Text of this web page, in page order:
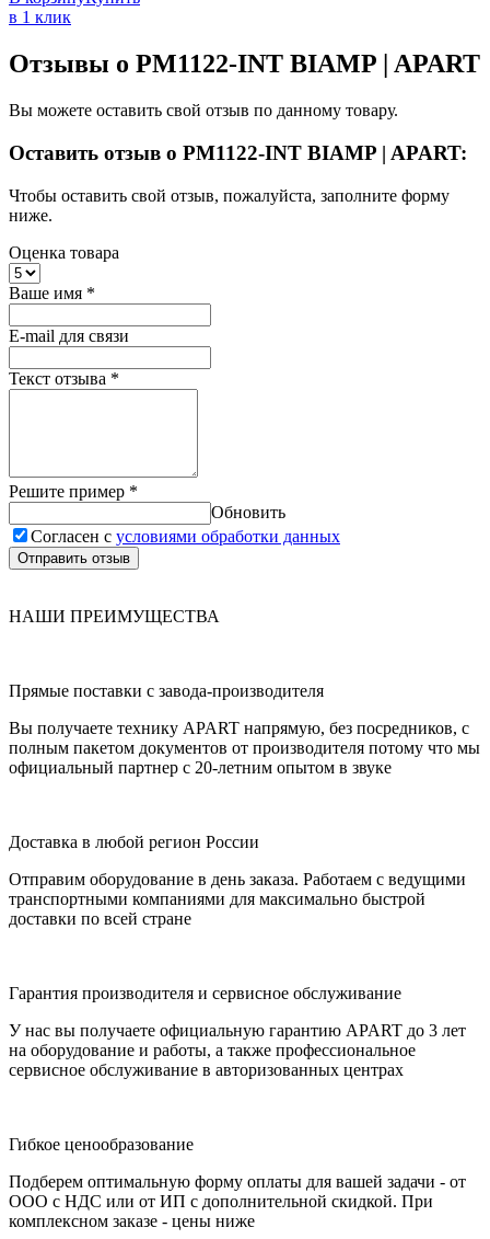
в 1 клик
Отзывы о PM1122-INT BIAMP | APART
Вы можете оставить свой отзыв по данному товару.
Оставить отзыв о PM1122-INT BIAMP | APART:
Чтобы оставить свой отзыв, пожалуйста, заполните форму
ниже.
Оценка товара
Ваше имя *
E-mail для связи
Текст отзыва *
Решите пример *
Обновить
Согласен с условиями обработки данных
Отправить отзыв
НАШИ ПРЕИМУЩЕСТВА
Прямые поставки с завода-производителя
Вы получаете технику APART напрямую, без посредников, с
полным пакетом документов от производителя потому что мы
официальный партнер с 20-летним опытом в звуке
Доставка в любой регион России
Отправим оборудование в день заказа. Работаем с ведущими
транспортными компаниями для максимально быстрой
доставки по всей стране
Гарантия производителя и сервисное обслуживание
У нас вы получаете официальную гарантию APART до 3 лет
на оборудование и работы, а также профессиональное
сервисное обслуживание в авторизованных центрах
Гибкое ценообразование
Подберем оптимальную форму оплаты для вашей задачи - от
ООО с НДС или от ИП с дополнительной скидкой. При
комплексном заказе - цены ниже